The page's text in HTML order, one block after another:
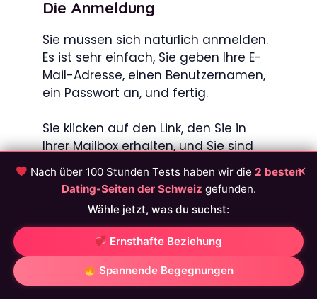
Die Anmeldung
Sie müssen sich natürlich anmelden.
Es ist sehr einfach, Sie geben Ihre E-
Mail-Adresse, einen Benutzernamen,
ein Passwort an, und fertig.
Sie klicken auf den Link, den Sie in
Ihrer Mailbox erhalten, und Sie sind
nun Teil der Camsoda-Community.
Sie haben also Zugang zur Seite.
Die Funktionen
Sie wählen die Shows, die Sie nach
Ihren Vorlieben und vor allem nach
ihren Kosten wünschen. Sie können
Nach über 100 Stunden Tests haben wir die2 besten
Dating-Seiten der Schweiz gefunden.
Wähle jetzt, was du suchst:
Ernsthafte Beziehung
Spannende Begegnungen
×